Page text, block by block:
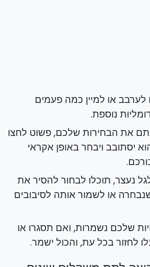
לערבב או למיין כמה פעמים
נוספת.
את הבחירות שלכם, פשוט לחצו
יסתובב ויבחר באופן אקראי
נעצר, תוכלו לבחור להסיר את
או לשמור אותה לסיבובים
שלכם נשמרות, ואם תסגרו או
לחזור בכל עת, והכול ישמר.